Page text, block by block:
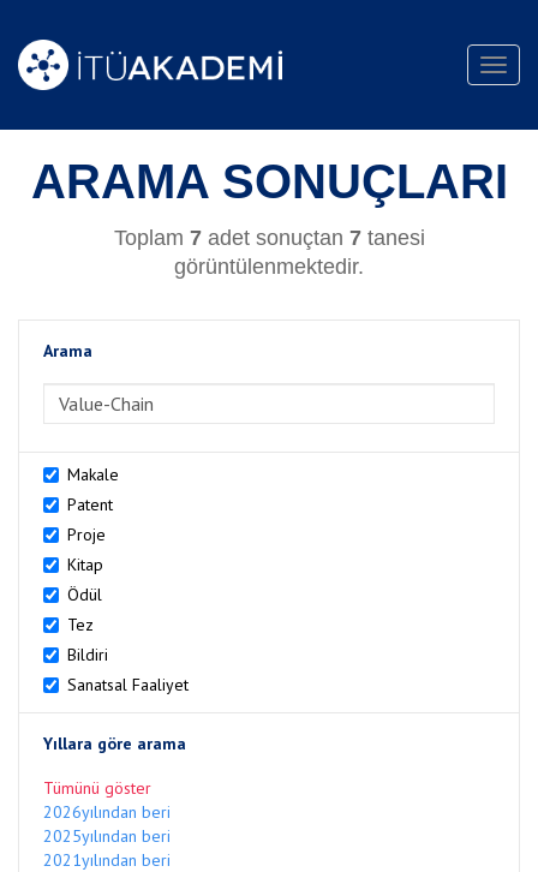
ARAMA SONUÇLARI
Toplam 7adet sonuçtan 7tanesi
görüntülenmektedir.
Arama
Makale
Patent
Proje
Kitap
Ödül
Tez
Bildiri
Sanatsal Faaliyet
Yıllara göre arama
Tümünü göster
2026yılından beri
2025yılından beri
2021yılından beri